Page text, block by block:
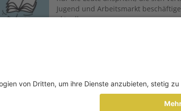
Jugend und Arbeitsmarkt
aktuelle «…
KONTAKT